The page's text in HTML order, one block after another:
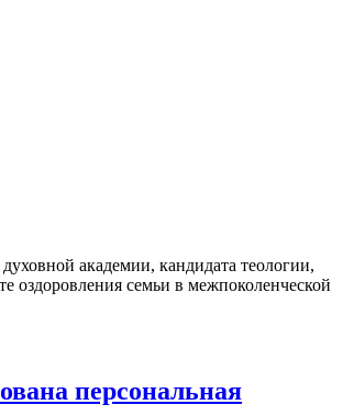
академии, кандидата теологии,
оздоровления семьи в межпоколенческой
персональная